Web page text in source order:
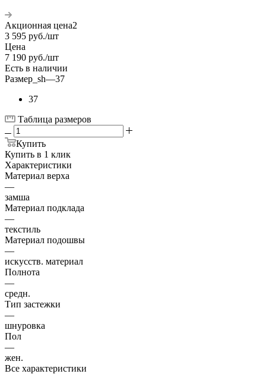
Акционная цена2
3 595 руб./шт
Цена
7 190 руб./шт
Есть в наличии
Размер_sh—37
37
Таблица размеров
Купить
Купить в 1 клик
Характеристики
Материал верха
—
замша
Материал подклада
—
текстиль
Материал подошвы
—
искусств. материал
Полнота
—
средн.
Тип застежки
—
шнуровка
Пол
—
жен.
Все характеристики